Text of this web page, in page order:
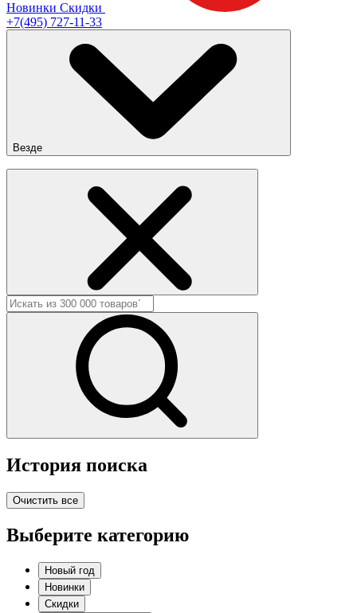
Новинки Скидки
+7(495) 727-11-33
Везде
История поиска
Очистить все
Выберите категорию
Новый год
Новинки
Скидки